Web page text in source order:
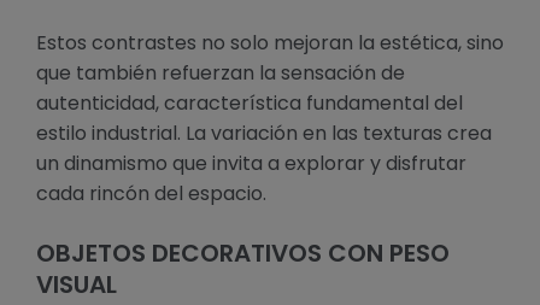
Estos contrastes no solo mejoran la estética, sino
que también refuerzan la sensación de
autenticidad, característica fundamental del
estilo industrial. La variación en las texturas crea
un dinamismo que invita a explorar y disfrutar
cada rincón del espacio.
OBJETOS DECORATIVOS CON PESO
VISUAL